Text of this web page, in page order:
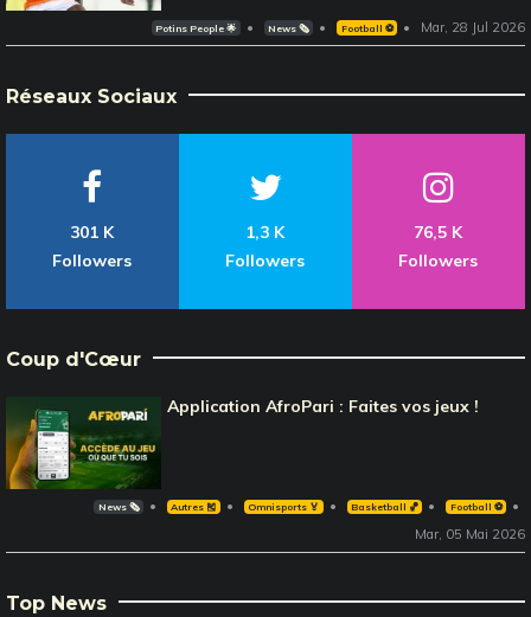
Potins People 🌟 News 🗞️ Football ⚽️ Mar, 28 Jul 2026
Réseaux Sociaux
301 K
Followers
1,3 K
Followers
76,5 K
Followers
Coup d'Cœur
Application AfroPari : Faites vos jeux !
News 🗞️ Autres 🎽 Omnisports 🏅 Basketball 🏀 Football ⚽️
Mar, 05 Mai 2026
Top News